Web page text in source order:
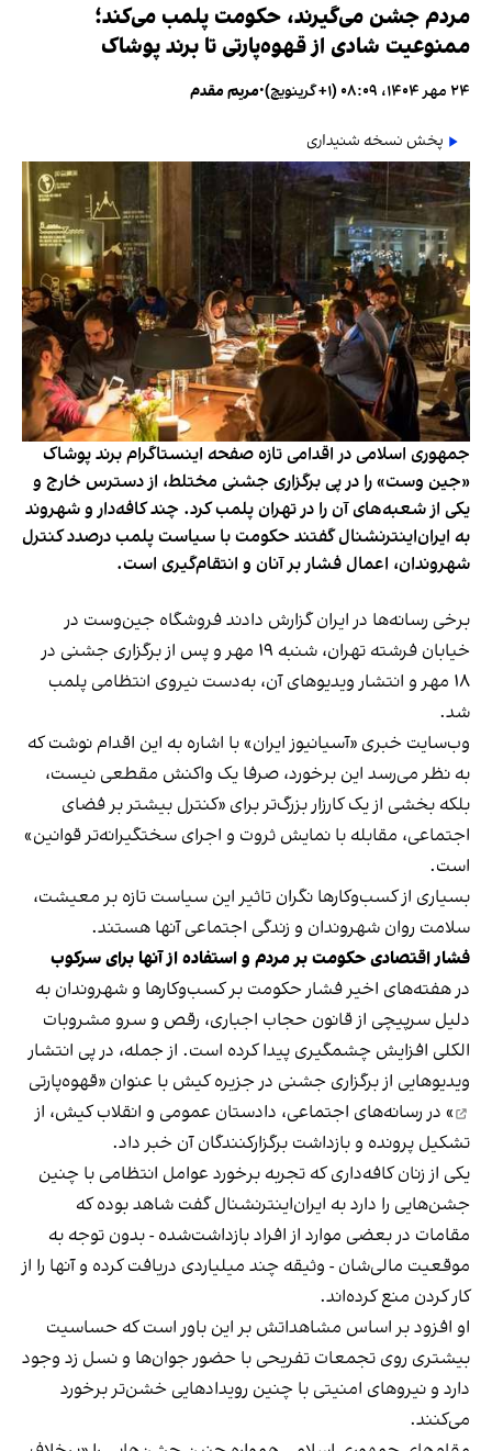
مردم جشن می‌گیرند، حکومت پلمب می‌کند؛
ممنوعیت شادی از قهوه‌پارتی تا برند پوشاک
۲۴ مهر ۱۴۰۴، ۰۸:۰۹ (‎+۱ گرینویچ) •مریم مقدم
پخش نسخه شنیداری
جمهوری اسلامی در اقدامی تازه صفحه اینستاگرام برند پوشاک
«جین وست» را در پی برگزاری جشنی مختلط، از دسترس خارج و
یکی از شعبه‌های آن را در تهران پلمب کرد. چند کافه‌‌دار و شهروند
به ایران‌اینترنشنال گفتند حکومت با سیاست پلمب درصدد کنترل
شهروندان، اعمال فشار بر آنان و انتقام‌گیری است.
برخی رسانه‌ها در ایران گزارش دادند فروشگاه جین‌وست در
خیابان فرشته تهران، شنبه ۱۹ مهر و پس از برگزاری جشنی در
۱۸ مهر و انتشار ویدیوهای آن، به‌دست نیروی انتظامی پلمب
شد.
وب‌سایت خبری «آسیانیوز ایران» با اشاره به این اقدام نوشت که
به نظر می‌رسد این برخورد، صرفا یک واکنش مقطعی نیست،
بلکه بخشی از یک کارزار بزرگ‌تر برای «کنترل بیشتر بر فضای
اجتماعی، مقابله با نمایش ثروت و اجرای سختگیرانه‌تر قوانین»
است.
بسیاری از کسب‌وکارها نگران تاثیر این سیاست‌ تازه بر معیشت،
سلامت روان شهروندان و زندگی اجتماعی آنها هستند.
فشار اقتصادی حکومت بر مردم و استفاده از آنها برای سرکوب
در هفته‌های اخیر فشار حکومت بر کسب‌وکارها و شهروندان به
دلیل سرپیچی از قانون حجاب اجباری، رقص و سرو مشروبات
الکلی افزایش چشمگیری پیدا کرده است. از جمله، در پی انتشار
ویدیوهایی از برگزاری جشنی در جزیره کیش با عنوان «قهوه‌پارتی
» در رسانه‌های اجتماعی، دادستان عمومی و انقلاب کیش، از
تشکیل پرونده و بازداشت برگزارکنندگان آن خبر داد.
یکی از زنان کافه‌داری که تجربه برخورد عوامل انتظامی با چنین
جشن‌هایی را دارد به ایران‌اینترنشنال گفت شاهد بوده که
مقامات در بعضی موارد از افراد بازداشت‌‌شده - بدون توجه به
موقعیت مالی‌شان - وثیقه چند میلیاردی دریافت کرده و آنها را از
کار کردن منع کرده‌اند.
او افزود بر اساس مشاهداتش بر این باور است که حساسیت
بیشتری روی تجمعات تفریحی با حضور جوان‌ها و نسل زد وجود
دارد و نیروهای امنیتی با چنین رویدادهایی خشن‌تر برخورد
می‌کنند.